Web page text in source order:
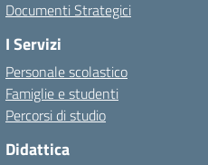
Documenti Strategici
I Servizi
Personale scolastico
Famiglie e studenti
Percorsi di studio
Didattica